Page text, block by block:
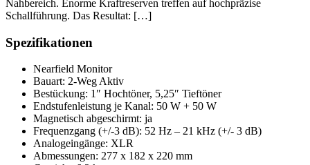
Nahbereich. Enorme Kraftreserven treffen auf hochpräzise
Schallführung. Das Resultat: […]
Spezifikationen
Nearfield Monitor
Bauart: 2-Weg Aktiv
Bestückung: 1″ Hochtöner, 5,25″ Tieftöner
Endstufenleistung je Kanal: 50 W + 50 W
Magnetisch abgeschirmt: ja
Frequenzgang (+/-3 dB): 52 Hz – 21 kHz (+/- 3 dB)
Analogeingänge: XLR
Abmessungen: 277 x 182 x 220 mm